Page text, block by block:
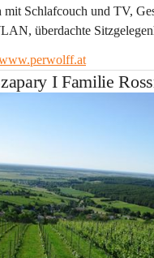
mit Schlafcouch und TV,
überdachte
I Familie